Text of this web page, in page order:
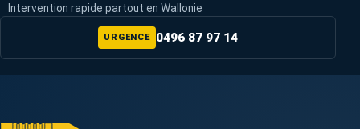
Intervention rapide partout en Wallonie
URGENCE 0496 87 97 14